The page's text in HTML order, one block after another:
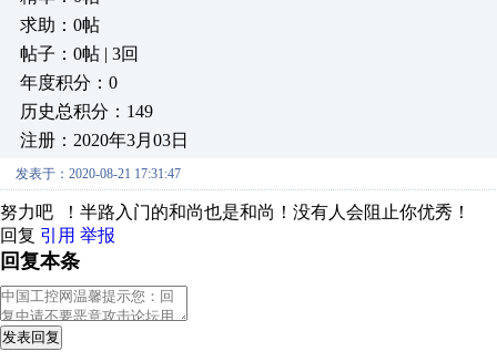
求助：0帖
帖子：0帖 | 3回
年度积分：0
历史总积分：149
注册：2020年3月03日
发表于：2020-08-21 17:31:47
努力吧 ！半路入门的和尚也是和尚！没有人会阻止你优秀！
回复 引用 举报
回复本条
发表回复